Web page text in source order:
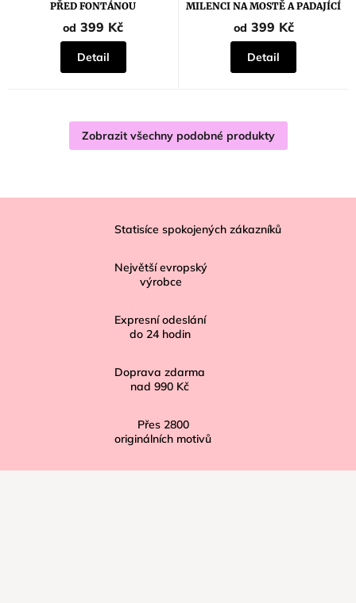
PŘED FONTÁNOU
od 399 Kč
Detail
MILENCI NA MOSTĚ A PADAJÍCÍ
SNÍH
5,0
z
5
hvězdiček.
od 399 Kč
Detail
Zobrazit všechny podobné produkty
Statisíce spokojených zákazníků
Největší evropský
výrobce
Expresní odeslání
do 24 hodin
Doprava zdarma
nad 990 Kč
Přes 2800
originálních motivů